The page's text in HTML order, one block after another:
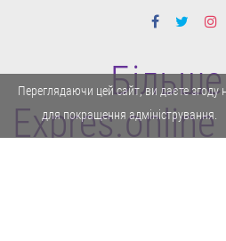
Переглядаючи цей сайт, ви даєте згоду
для покращення адміністрування.